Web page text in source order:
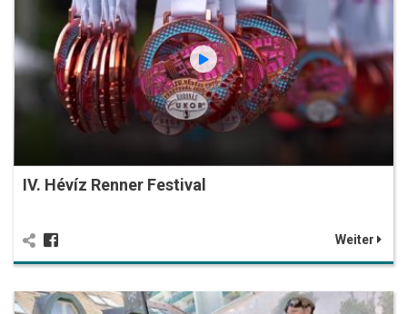
IV. Hévíz Renner Festival
Weiter